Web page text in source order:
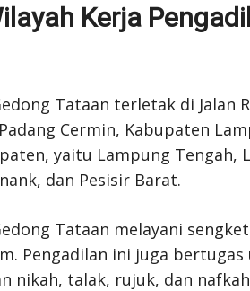
Kerja
Tataan terletak di Jalan
Cermin, Kabupaten
yaitu Lampung Tengah,
dan Pesisir Barat.
Tataan melayani
Pengadilan ini juga
nikah, talak, rujuk, dan